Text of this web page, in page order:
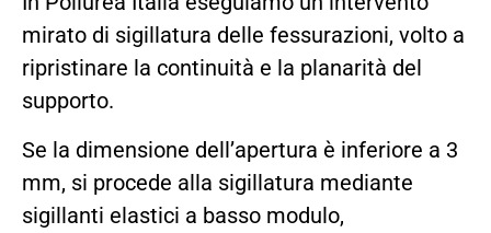
mirato di sigillatura delle fessurazioni, volto a
ripristinare la continuità e la planarità del
supporto.
Se la dimensione dell’apertura è inferiore a 3
mm, si procede alla sigillatura mediante
sigillanti elastici a basso modulo,